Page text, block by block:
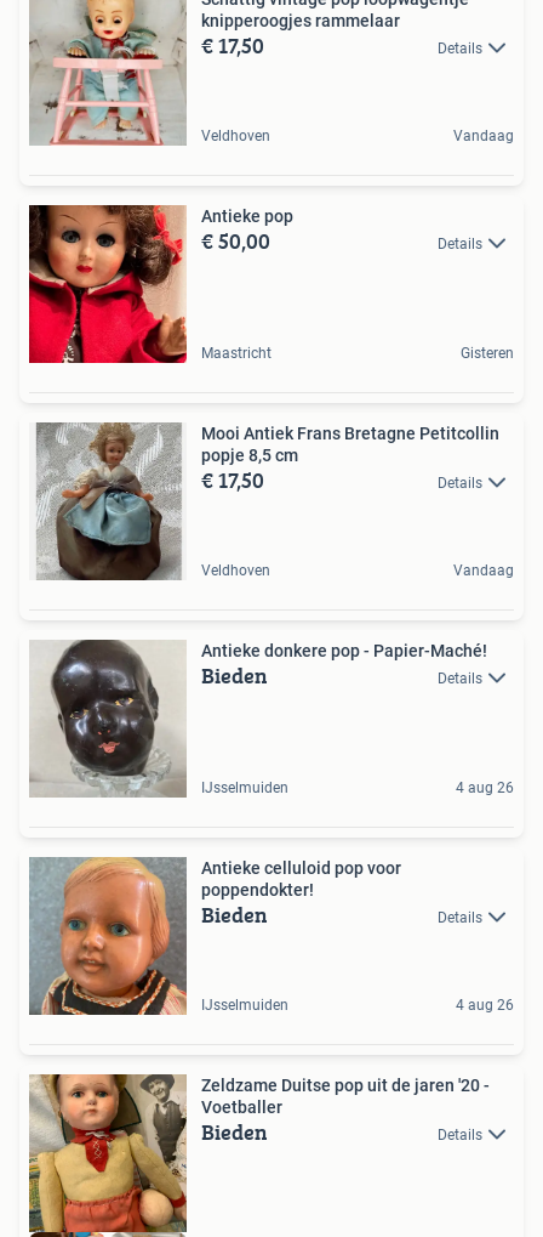
knipperoogjes rammelaar
€ 17,50 Details
Veldhoven Vandaag
Antieke pop
€ 50,00 Details
Maastricht Gisteren
Mooi Antiek Frans Bretagne Petitcollin
popje 8,5 cm
€ 17,50 Details
Veldhoven Vandaag
Antieke donkere pop - Papier-Maché!
Bieden Details
IJsselmuiden 4 aug 26
Antieke celluloid pop voor
poppendokter!
Bieden Details
IJsselmuiden 4 aug 26
Zeldzame Duitse pop uit de jaren '20 -
Voetballer
Bieden Details